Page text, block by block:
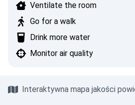
Ventilate the room
Go for a walk
Drink more water
Monitor air quality
Interaktywna mapa jakości